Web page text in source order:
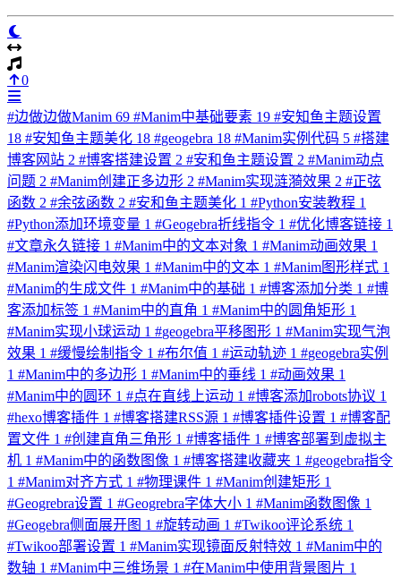
0
#边做边做Manim 69 #Manim中基础要素 19 #安知鱼主题设置
18 #安知鱼主题美化 18 #geogebra 18 #Manim实例代码 5 #搭建
博客网站 2 #博客搭建设置 2 #安和鱼主题设置 2 #Manim动点
问题 2 #Manim创建正多边形 2 #Manim实现涟漪效果 2 #正弦
函数 2 #余弦函数 2 #安和鱼主题美化 1 #Python安装教程 1
#Python添加环境变量 1 #Geogebra折线指令 1 #优化博客链接 1
#文章永久链接 1 #Manim中的文本对象 1 #Manim动画效果 1
#Manim渲染闪电效果 1 #Manim中的文本 1 #Manim图形样式 1
#Manim的生成文件 1 #Manim中的基础 1 #博客添加分类 1 #博
客添加标签 1 #Manim中的直角 1 #Manim中的圆角矩形 1
#Manim实现小球运动 1 #geogebra平移图形 1 #Manim实现气泡
效果 1 #缓慢绘制指令 1 #布尔值 1 #运动轨迹 1 #geogebra实例
1 #Manim中的多边形 1 #Manim中的垂线 1 #动画效果 1
#Manim中的圆环 1 #点在直线上运动 1 #博客添加robots协议 1
#hexo博客插件 1 #博客搭建RSS源 1 #博客插件设置 1 #博客配
置文件 1 #创建直角三角形 1 #博客插件 1 #博客部署到虚拟主
机 1 #Manim中的函数图像 1 #博客搭建收藏夹 1 #geogebra指令
1 #Manim对齐方式 1 #物理课件 1 #Manim创建矩形 1
#Geogrebra设置 1 #Geogrebra字体大小 1 #Manim函数图像 1
#Geogebra侧面展开图 1 #旋转动画 1 #Twikoo评论系统 1
#Twikoo部署设置 1 #Manim实现镜面反射特效 1 #Manim中的
数轴 1 #Manim中三维场景 1 #在Manim中使用背景图片 1